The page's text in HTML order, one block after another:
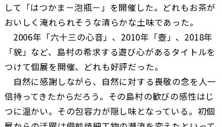
して「はつかま－泡瓶－」を開催した。どれもお茶が
おいしく淹れられそうな清らかな土味であった。
2006年「六十三の心音」、2010年「壺」、2018年
「貌」など、島村の希求する遊び心があるタイトルを
つけて個展を開催、どれも好評だった。
自然に感謝しながら、自然に対する畏敬の念を人一
倍持ってきたからだろう。その島村の歓びの感性はじ
つに温かい。その包容力が隠し味となっている。初個